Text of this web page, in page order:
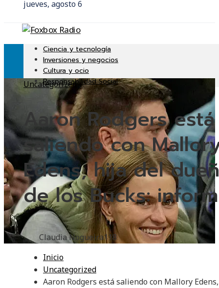
jueves, agosto 6
Ciencia y tecnología
Inversiones y negocios
Cultura y ocio
Responsabilidad Social
Uncategorized
Aaron Rodgers está
saliendo con
Edens, hija del
de los Bucks:
Claudia Nogueira118
Inicio
Uncategorized
Aaron Rodgers está saliendo con Mallory